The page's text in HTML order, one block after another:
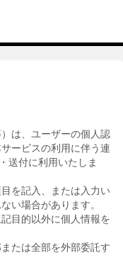
は、ユーザーの個人認
ービスの利用に伴う連
送付に利用いたしま
を記入、または入力い
い場合があります。
目的以外に個人情報を
たは全部を外部委託す